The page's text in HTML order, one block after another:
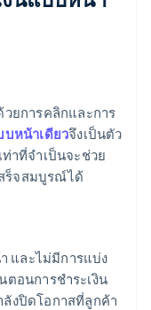
ยการคลิกและการ
บหน้าเดียวจึงเป็นตัว
าที่จำเป็นจะช่วย
ร็จสมบูรณ์ได้
และไม่มีการแบ่ง
ตอนการชำระเงิน
งปิดโอกาสที่ลูกค้า